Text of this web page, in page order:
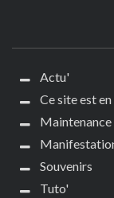
Actu'
Ce site est
Maintenance
Souvenirs
Tuto'